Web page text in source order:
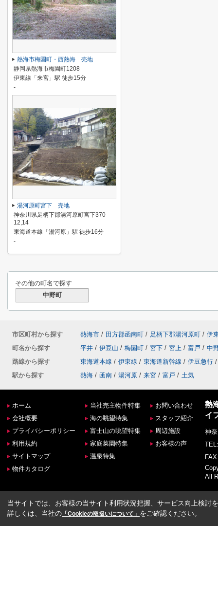
熱海市梅園町・西熱海 売地
静岡県熱海市梅園町1208
伊東線「来宮」駅 徒歩15分
-
湯河原町宮下 売地
神奈川県足柄下郡湯河原町宮下370-
12,14
東海道本線「湯河原」駅 徒歩16分
-
その他の町名で探す
中野町
市区町村から探す 熱海市 / 田方郡函南町 / 足柄下郡湯河原町 / 伊
町名から探す
平井 / 伊豆山 / 梅園町 / 宮下 / 宮上 / 富戸 / 中
路線から探す
東海道本線 / 伊東線 / 東海道新幹線 / 伊豆急行 /
駅から探す
熱海 / 函南 / 湯河原 / 来宮 / 富戸 / 土気
ホーム
会社概要
プライバシーポリシー
利用規約
サイトマップ
物件カタログ
当社売主物件特集
海の眺望特集
富士山の眺望特集
家庭菜園特集
温泉特集
お問い合わせ
スタッフ紹介
周辺施設
お客様の声
熱
イ
神
All
当サイトでは、お客様の当サイト利用状況把握、サービス向上検討
詳しくは、当社の 「Cookieの取扱いについて」 をご確認ください。